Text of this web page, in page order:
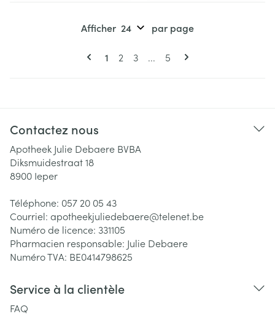
Pages
Vous lisez actuellement la page
1 Page
2 Page
3 ... Page
5
Afficher par page
Contactez nous
Apotheek Julie Debaere BVBA
Diksmuidestraat 18
8900 Ieper
Téléphone: 057 20 05 43
Courriel: apotheekjuliedebaere@telenet.be
Numéro de licence: 331105
Pharmacien responsable: Julie Debaere
Numéro TVA: BE0414798625
Service à la clientèle
FAQ